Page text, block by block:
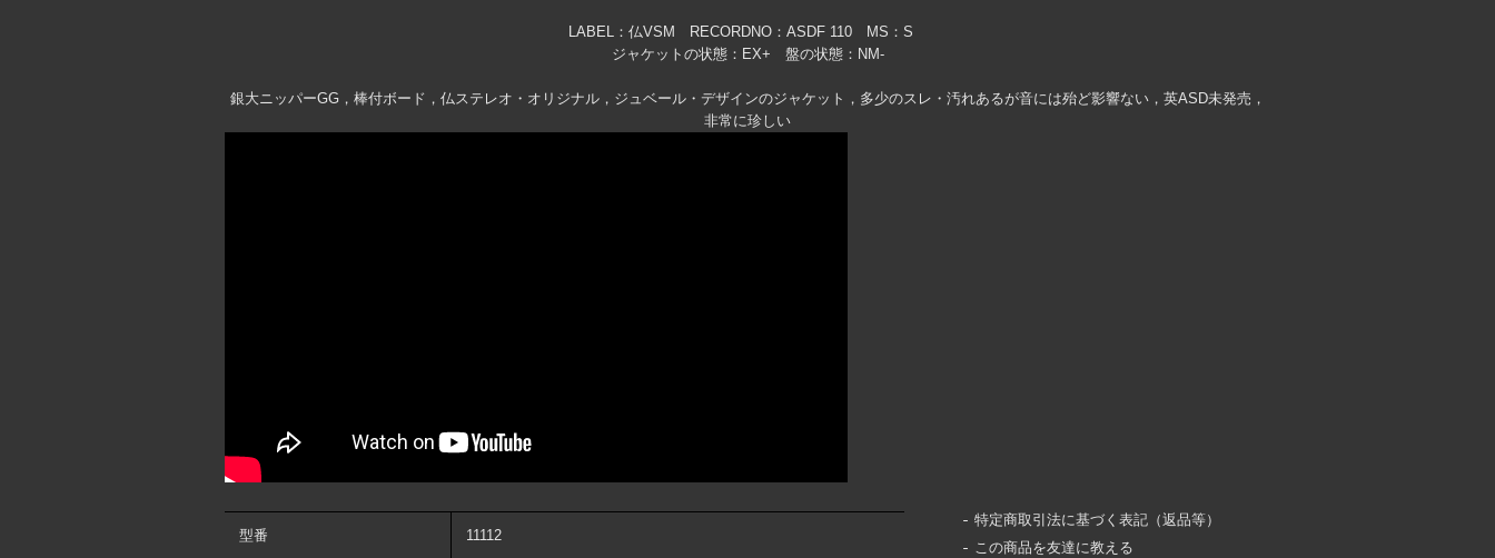
LABEL：仏VSM RECORDNO：ASDF 110 MS：S
ジャケットの状態：EX+ 盤の状態：NM-
銀大ニッパーGG，棒付ボード，仏ステレオ・オリジナル，ジュベール・デザインのジャケット，多少のスレ・汚れあるが音には殆ど影響ない，英ASD未発売，
非常に珍しい
型番 11112
特定商取引法に基づく表記（返品等）
この商品を友達に教える